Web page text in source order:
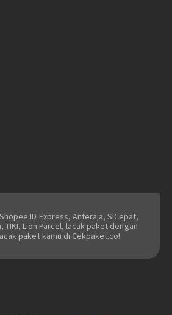
ID Express, Anteraja, SiCepat,
TIKI, Lion Parcel, lacak paket dengan
paket kamu di Cekpaket.co!